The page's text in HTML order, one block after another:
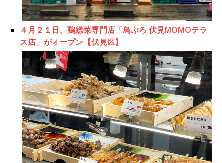
４月２１日、鶏総菜専門店「鳥ぷろ 伏見MOMOテラ
ス店」がオープン【伏見区】